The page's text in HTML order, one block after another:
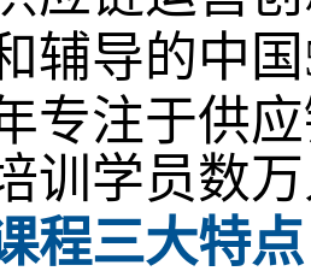
辅导的中
专注于供
训学员数
程三大特